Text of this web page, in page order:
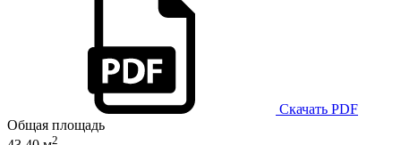
Скачать PDF
Общая площадь
2